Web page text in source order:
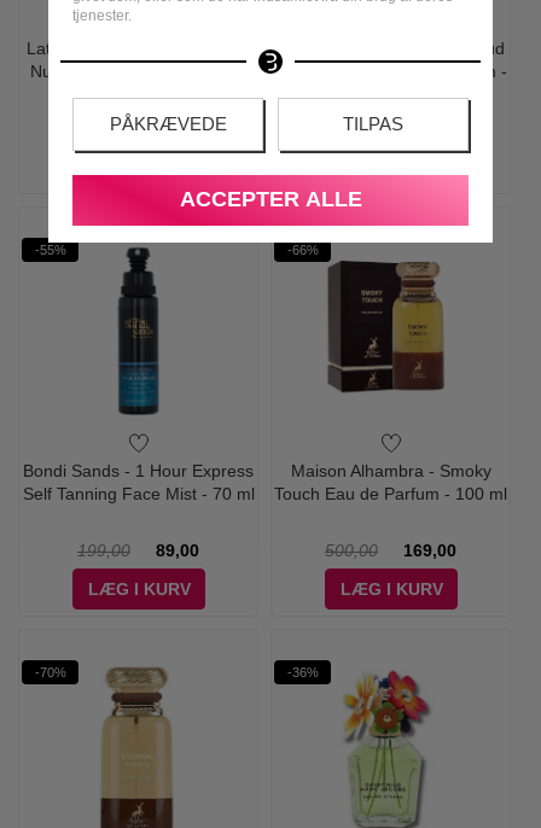
tjenester.
PÅKRÆVEDE TILPAS
ACCEPTER ALLE
Lattafa Perfumes - Rave Oud
Nuit Eau de Parfum - 100 ml
500,00
169,00
Maison Alhambra - Dark Aoud
(Woody Oud) Eau de Parfum -
80 ml
500,00
-55%
Bondi Sands - 1 Hour Express
Self Tanning Face Mist - 70 ml
199,00
89,00
LÆG I KURV
-66%
Maison Alhambra - Smoky
Touch Eau de Parfum - 100 ml
500,00
169,00
LÆG I KURV
-70% -36%